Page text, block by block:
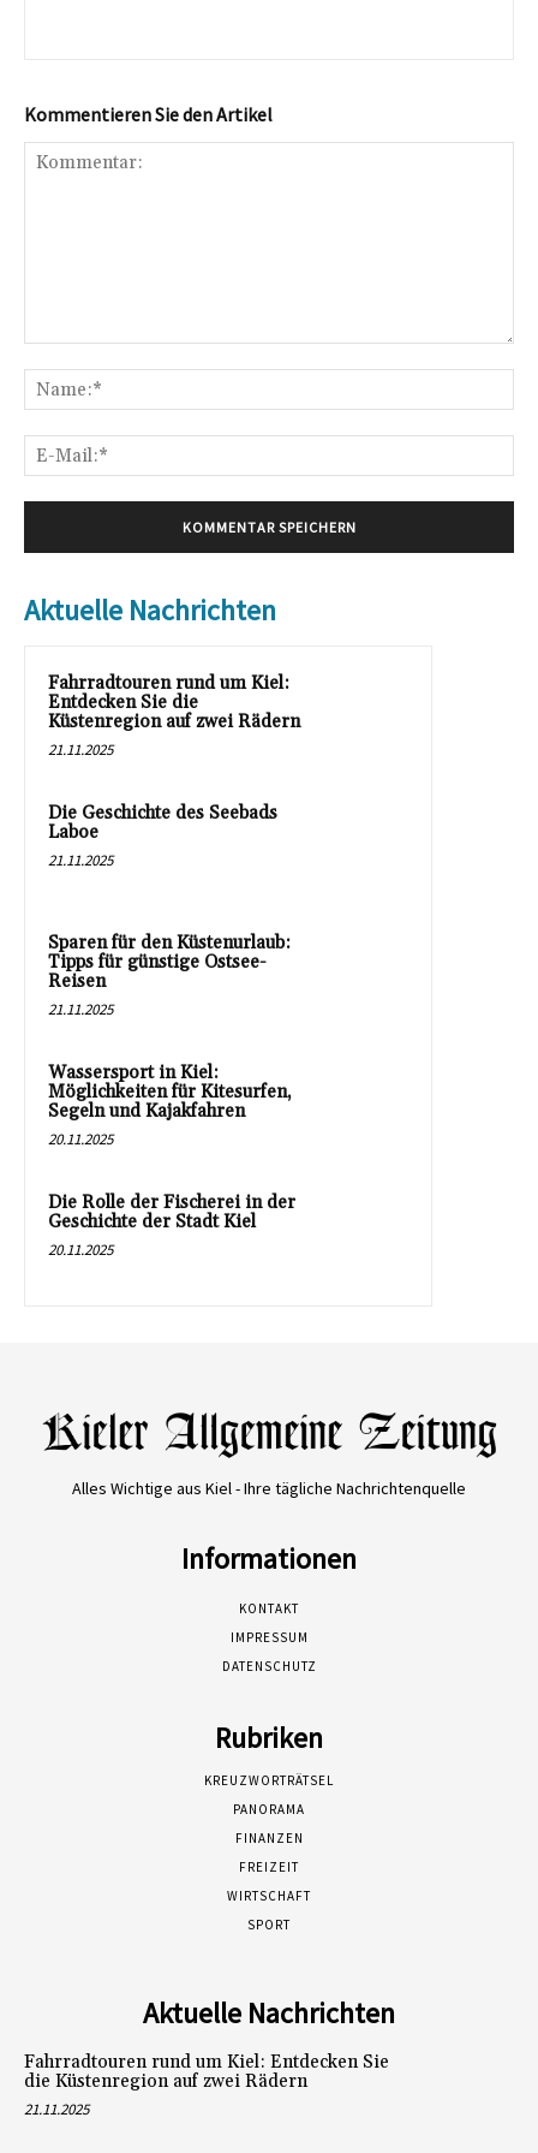
Kommentieren Sie den Artikel
Aktuelle Nachrichten
Fahrradtouren rund um Kiel:
Entdecken Sie die
Küstenregion auf zwei Rädern
21.11.2025
Die Geschichte des Seebads
Laboe
21.11.2025
Sparen für den Küstenurlaub:
Tipps für günstige Ostsee-
Reisen
21.11.2025
Wassersport in Kiel:
Möglichkeiten für Kitesurfen,
Segeln und Kajakfahren
20.11.2025
Die Rolle der Fischerei in der
Geschichte der Stadt Kiel
20.11.2025
Alles Wichtige aus Kiel - Ihre tägliche Nachrichtenquelle
Informationen
KONTAKT
IMPRESSUM
DATENSCHUTZ
Rubriken
KREUZWORTRÄTSEL
PANORAMA
FINANZEN
FREIZEIT
WIRTSCHAFT
SPORT
Aktuelle Nachrichten
Fahrradtouren rund um Kiel: Entdecken Sie
die Küstenregion auf zwei Rädern
21.11.2025